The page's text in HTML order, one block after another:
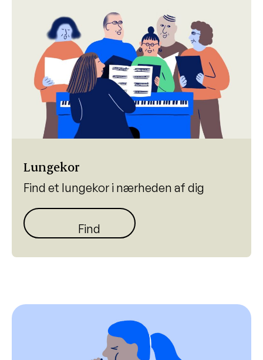
Lungekor
Find et lungekor i nærheden af dig
Find lungekor